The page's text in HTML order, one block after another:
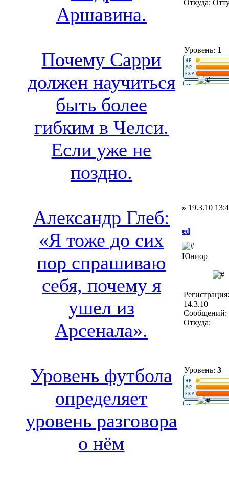
Аршавина.
Почему Сарри
должен научиться
быть более
гибким в Челси.
Если уже не
поздно.
Александр Глеб:
«Я тоже до сих
пор спрашиваю
себя, почему я
ушел из
Арсенала».
Уровень футбола
определяет
уровень разговора
о нём
Откуда:
Уровень: 1
» 19.3.10
ed
Юниор
Регистрация:
14.3.10
Сообщений:
Откуда:
Уровень: 3